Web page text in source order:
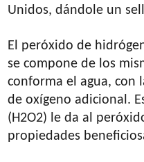
Unidos, dándole un
El peróxido de
se compone de los
conforma el agua, con
de oxígeno adicional.
(H2O2) le da al
propiedades